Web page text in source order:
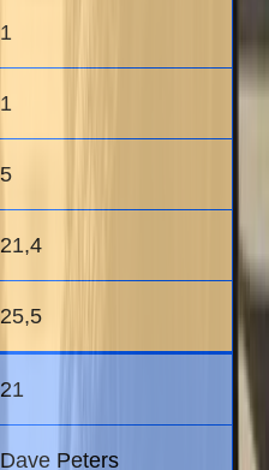
1
1
5
21,4
25,5
21
Dave Peters